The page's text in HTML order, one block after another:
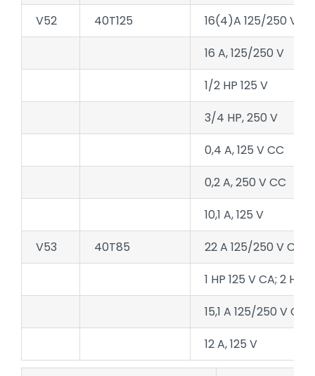
V52 40T125
16(4)A 125/250 VCA
16 A, 125/250 V
1/2 HP 125 V
3/4 HP, 250 V
0,4 A, 125 V CC
0,2 A, 250 V CC
10,1 A, 125 V
V53
40T85
22 A 125/250 V CA
1 HP 125 V CA; 2 HP
15,1 A 125/250 V CA
12 A, 125 V